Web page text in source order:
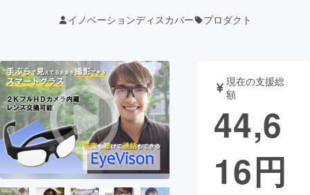
テクノロジー・ガジェット
映像・映画 書籍・雑誌
ビジネス・起業 チャレンジ
イノベーションディスカバー プロダクト
現在の支援総
額
44,6
16円